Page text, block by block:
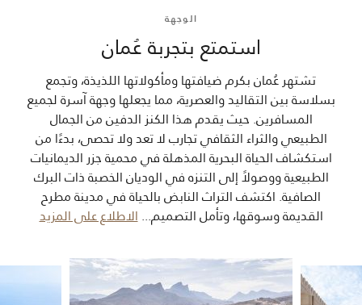
الوجهة
استمتع بتجربة عُمان
تشتهر عُمان بكرم ضيافتها ومأكولاتها اللذيذة، وتجمع
بسلاسة بين التقاليد والعصرية، مما يجعلها وجهة آسرة لجميع
المسافرين. حيث يقدم هذا الكنز الدفين من الجمال
الطبيعي والثراء الثقافي تجارب لا تعد ولا تحصى، بدءًا من
استكشاف الحياة البحرية المذهلة في محمية جزر الديمانيات
الطبيعية ووصولاً إلى التنزه في الوديان الخصبة ذات البرك
الصافية. اكتشف التراث النابض بالحياة في مدينة مطرح
القديمة وسوقها، وتأمل التصميم...الاطلاع على المزيد